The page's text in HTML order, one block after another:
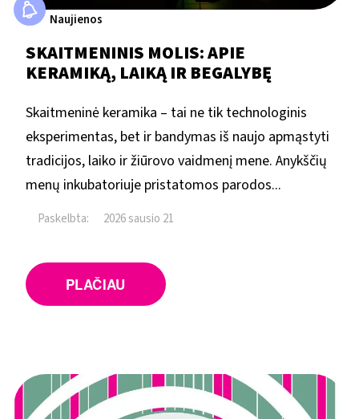
Naujienos
SKAITMENINIS MOLIS: APIE
KERAMIKĄ, LAIKĄ IR BEGALYBĘ
Skaitmeninė keramika – tai ne tik technologinis
eksperimentas, bet ir bandymas iš naujo apmąstyti
tradicijos, laiko ir žiūrovo vaidmenį mene. Anykščių
menų inkubatoriuje pristatomos parodos...
Paskelbta: 2026 sausio 21
PLAČIAU